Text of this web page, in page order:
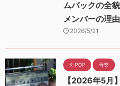
ムバックの全
メンバーの理
2026/5/21
K-POP 音楽
【2026年5月